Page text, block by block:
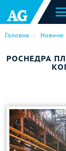
Головна Новини
РОСНЕДРА